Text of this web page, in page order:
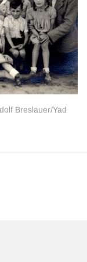
Breslauer/Yad